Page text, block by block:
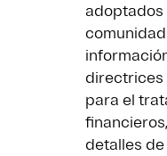
adoptados
directrices
para el
detalles